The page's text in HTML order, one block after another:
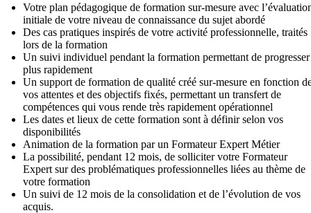
Votre plan pédagogique de formation sur-mesure avec
initiale de votre niveau de connaissance du sujet abordé
Des cas pratiques inspirés de votre activité professionnelle, traités
lors de la formation
Un suivi individuel pendant la formation permettant de progresser
plus rapidement
Un support de formation de qualité créé sur-mesure en fonction
vos attentes et des objectifs fixés, permettant un transfert de
compétences qui vous rende très rapidement opérationnel
Les dates et lieux de cette formation sont à définir selon vos
disponibilités
Animation de la formation par un Formateur Expert Métier
La possibilité, pendant 12 mois, de solliciter votre Formateur
Expert sur des problématiques professionnelles liées au thème de
votre formation
Un suivi de 12 mois de la consolidation et de l’évolution de vos
acquis.